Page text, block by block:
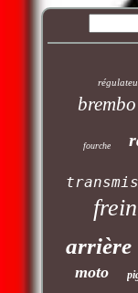
brembo
fourche
frein
arrière
moto